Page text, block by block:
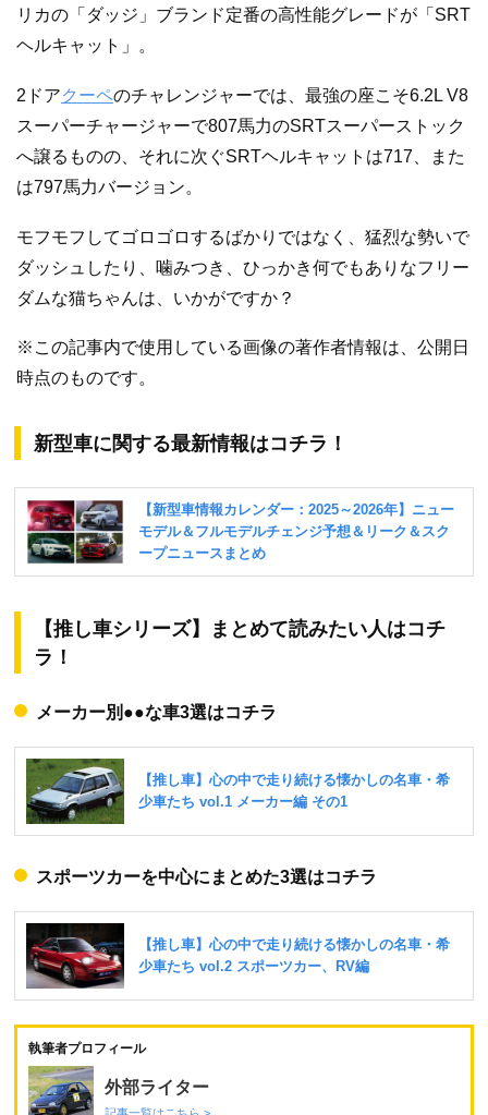
リカの「ダッジ」ブランド定番の高性能グレードが「SRT
ヘルキャット」。
2ドアクーペのチャレンジャーでは、最強の座こそ6.2L V8
スーパーチャージャーで807馬力のSRTスーパーストック
へ譲るものの、それに次ぐSRTヘルキャットは717、また
は797馬力バージョン。
モフモフしてゴロゴロするばかりではなく、猛烈な勢いで
ダッシュしたり、噛みつき、ひっかき何でもありなフリー
ダムな猫ちゃんは、いかがですか？
※この記事内で使用している画像の著作者情報は、公開日
時点のものです。
新型車に関する最新情報はコチラ！
【推し車シリーズ】まとめて読みたい人はコチ
ラ！
メーカー別●●な車3選はコチラ
スポーツカーを中心にまとめた3選はコチラ
執筆者プロフィール
外部ライター